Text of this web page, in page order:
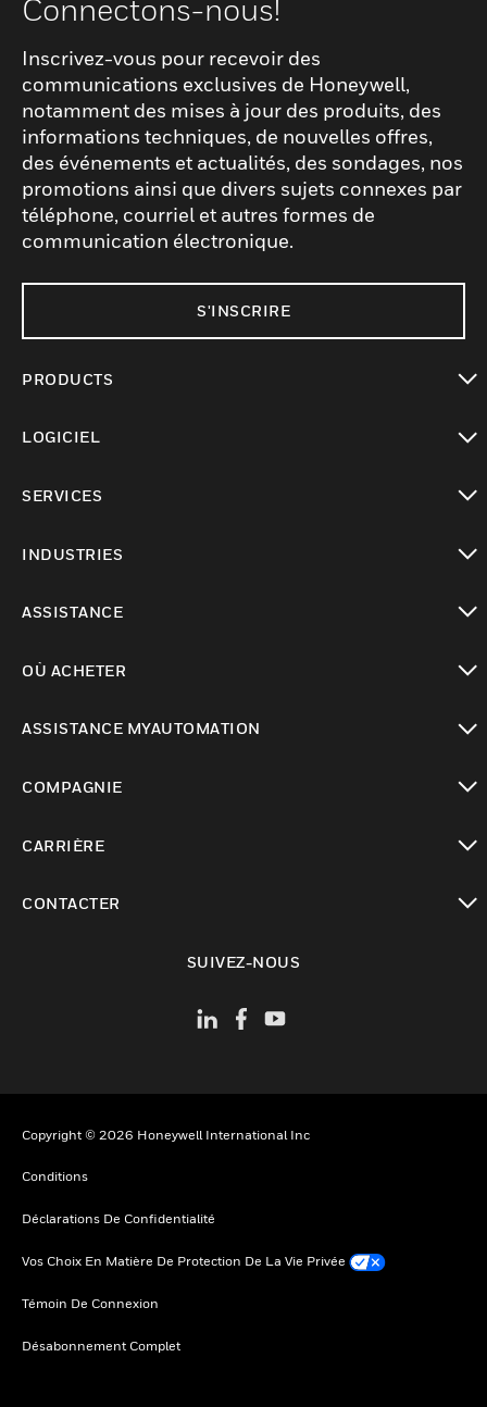
Connectons-nous!
Inscrivez-vous pour recevoir des
communications exclusives de Honeywell,
notamment des mises à jour des produits, des
informations techniques, de nouvelles offres,
des événements et actualités, des sondages, nos
promotions ainsi que divers sujets connexes par
téléphone, courriel et autres formes de
communication électronique.
S'INSCRIRE
PRODUCTS
LOGICIEL
SERVICES
INDUSTRIES
ASSISTANCE
OÙ ACHETER
ASSISTANCE MYAUTOMATION
COMPAGNIE
CARRIÈRE
CONTACTER
SUIVEZ-NOUS
Copyright © 2026 Honeywell International Inc
Conditions
Déclarations De Confidentialité
Vos Choix En Matière De Protection De La Vie Privée
Témoin De Connexion
Désabonnement Complet